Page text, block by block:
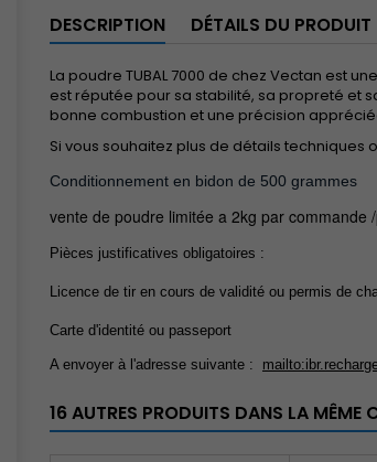
DESCRIPTION DÉTAILS DU PRODUIT
La poudre TUBAL 7000 de chez Vectan est
est réputée pour sa stabilité, sa propreté et
bonne combustion et une précision
Si vous souhaitez plus de détails
Conditionnement en bidon de 500 grammes
vente de poudre limitée a 2kg par
Pièces justificatives obligatoires :
Licence de tir en cours de validité ou permis de
Carte d'identité ou passeport
A envoyer à l'adresse suivante :
16 AUTRES PRODUITS DANS LA MÊME